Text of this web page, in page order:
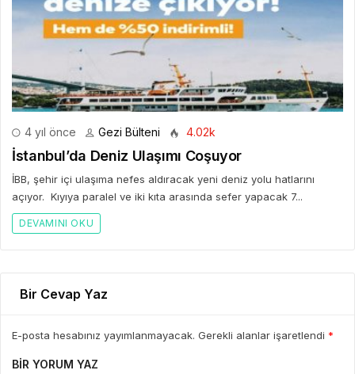
4 yıl önce Gezi Bülteni 4.02k
İstanbul’da Deniz Ulaşımı Coşuyor
İBB, şehir içi ulaşıma nefes aldıracak yeni deniz yolu hatlarını
açıyor. Kıyıya paralel ve iki kıta arasında sefer yapacak 7...
DEVAMINI OKU
Bir Cevap Yaz
E-posta hesabınız yayımlanmayacak. Gerekli alanlar işaretlendi *
BIR YORUM YAZ